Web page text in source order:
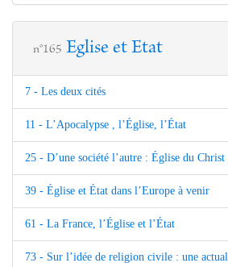
n°165 Eglise et Etat
7 - Les deux cités
11 - L’Apocalypse , l’Église, l’État
25 - D’une société l’autre : Église du Christ
39 - Église et État dans l’Europe à venir
61 - La France, l’Église et l’État
73 - Sur l’idée de religion civile : une